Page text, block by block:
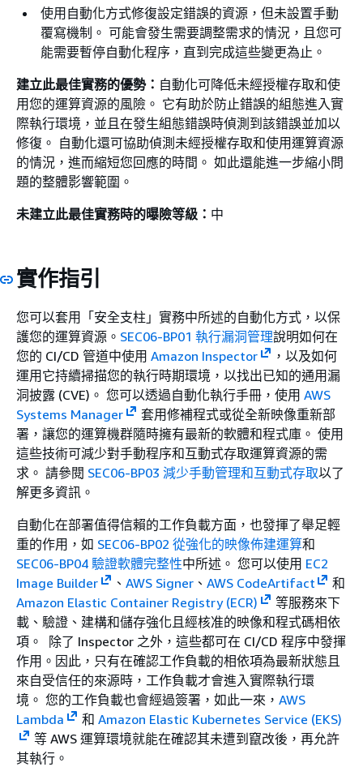
使用自動化方式修復設定錯誤的資源，但未設置手動
覆寫機制。 可能會發生需要調整需求的情況，且您可
能需要暫停自動化程序，直到完成這些變更為止。
建立此最佳實務的優勢： 自動化可降低未經授權存取和使
用您的運算資源的風險。 它有助於防止錯誤的組態進入實
際執行環境，並且在發生組態錯誤時偵測到該錯誤並加以
修復。 自動化還可協助偵測未經授權存取和使用運算資源
的情況，進而縮短您回應的時間。 如此還能進一步縮小問
題的整體影響範圍。
未建立此最佳實務時的曝險等級： 中
實作指引
您可以套用「安全支柱」實務中所述的自動化方式，以保
護您的運算資源。 SEC06-BP01 執行漏洞管理說明如何在
您的 CI/CD 管道中使用 Amazon Inspector
，以及如何
運用它持續掃描您的執行時期環境，以找出已知的通用漏
洞披露 (CVE)。 您可以透過自動化執行手冊，使用 AWS
Systems Manager
套用修補程式或從全新映像重新部
署，讓您的運算機群隨時擁有最新的軟體和程式庫。 使用
這些技術可減少對手動程序和互動式存取運算資源的需
求。 請參閱 SEC06-BP03 減少手動管理和互動式存取以了
解更多資訊。
自動化在部署值得信賴的工作負載方面，也發揮了舉足輕
重的作用，如 SEC06-BP02 從強化的映像佈建運算和
SEC06-BP04 驗證軟體完整性中所述。 您可以使用 EC2
Image Builder
、 AWS Signer、 AWS CodeArtifact
和
Amazon Elastic Container Registry (ECR)
等服務來下
載、驗證、建構和儲存強化且經核准的映像和程式碼相依
項。 除了 Inspector 之外，這些都可在 CI/CD 程序中發揮
作用。因此，只有在確認工作負載的相依項為最新狀態且
來自受信任的來源時，工作負載才會進入實際執行環
境。 您的工作負載也會經過簽署，如此一來， AWS
Lambda
和 Amazon Elastic Kubernetes Service (EKS)
等 AWS 運算環境就能在確認其未遭到竄改後，再允許
其執行。